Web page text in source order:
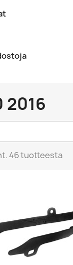
2016
46 tuotteesta